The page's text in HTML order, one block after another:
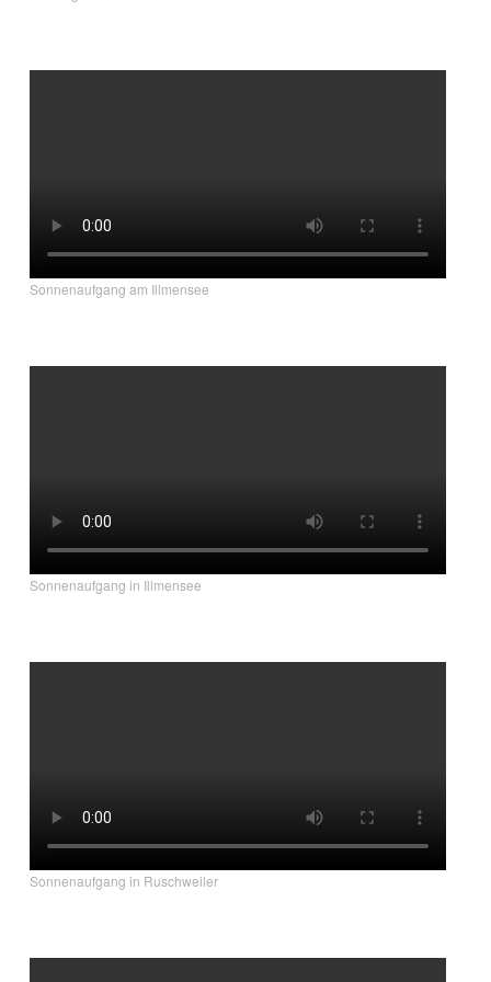
Sonnenaufgang am Illmensee
Sonnenaufgang in Illmensee
Sonnenaufgang in Ruschweiler